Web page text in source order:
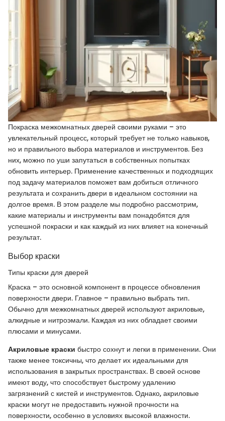
Покраска межкомнатных дверей своими руками – это
увлекательный процесс, который требует не только навыков,
но и правильного выбора материалов и инструментов. Без
них, можно по уши запутаться в собственных попытках
обновить интерьер. Применение качественных и подходящих
под задачу материалов поможет вам добиться отличного
результата и сохранить двери в идеальном состоянии на
долгое время. В этом разделе мы подробно рассмотрим,
какие материалы и инструменты вам понадобятся для
успешной покраски и как каждый из них влияет на конечный
результат.
Выбор краски
Типы краски для дверей
Краска – это основной компонент в процессе обновления
поверхности двери. Главное – правильно выбрать тип.
Обычно для межкомнатных дверей используют акриловые,
алкидные и нитроэмали. Каждая из них обладает своими
плюсами и минусами.
Акриловые краски быстро сохнут и легки в применении. Они
также менее токсичны, что делает их идеальными для
использования в закрытых пространствах. В своей основе
имеют воду, что способствует быстрому удалению
загрязнений с кистей и инструментов. Однако, акриловые
краски могут не предоставить нужной прочности на
поверхности, особенно в условиях высокой влажности.